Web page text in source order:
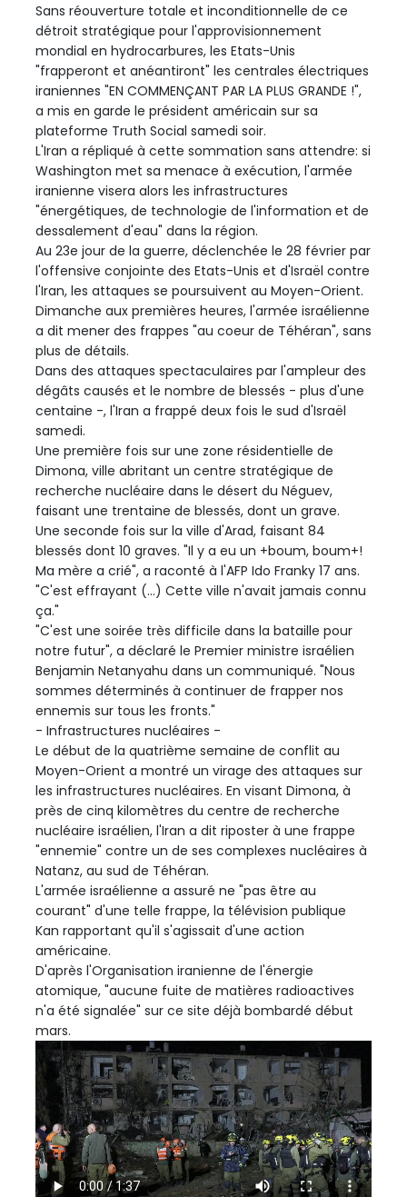
Sans réouverture totale et inconditionnelle de ce
détroit stratégique pour l'approvisionnement
mondial en hydrocarbures, les Etats-Unis
"frapperont et anéantiront" les centrales électriques
iraniennes "EN COMMENÇANT PAR LA PLUS GRANDE !",
a mis en garde le président américain sur sa
plateforme Truth Social samedi soir.
L'Iran a répliqué à cette sommation sans attendre: si
Washington met sa menace à exécution, l'armée
iranienne visera alors les infrastructures
"énergétiques, de technologie de l'information et de
dessalement d'eau" dans la région.
Au 23e jour de la guerre, déclenchée le 28 février par
l'offensive conjointe des Etats-Unis et d'Israël contre
l'Iran, les attaques se poursuivent au Moyen-Orient.
Dimanche aux premières heures, l'armée israélienne
a dit mener des frappes "au coeur de Téhéran", sans
plus de détails.
Dans des attaques spectaculaires par l'ampleur des
dégâts causés et le nombre de blessés - plus d'une
centaine -, l'Iran a frappé deux fois le sud d'Israël
samedi.
Une première fois sur une zone résidentielle de
Dimona, ville abritant un centre stratégique de
recherche nucléaire dans le désert du Néguev,
faisant une trentaine de blessés, dont un grave.
Une seconde fois sur la ville d'Arad, faisant 84
blessés dont 10 graves. "Il y a eu un +boum, boum+!
Ma mère a crié", a raconté à l'AFP Ido Franky 17 ans.
"C'est effrayant (...) Cette ville n'avait jamais connu
ça."
"C'est une soirée très difficile dans la bataille pour
notre futur", a déclaré le Premier ministre israélien
Benjamin Netanyahu dans un communiqué. "Nous
sommes déterminés à continuer de frapper nos
ennemis sur tous les fronts."
- Infrastructures nucléaires -
Le début de la quatrième semaine de conflit au
Moyen-Orient a montré un virage des attaques sur
les infrastructures nucléaires. En visant Dimona, à
près de cinq kilomètres du centre de recherche
nucléaire israélien, l'Iran a dit riposter à une frappe
"ennemie" contre un de ses complexes nucléaires à
Natanz, au sud de Téhéran.
L'armée israélienne a assuré ne "pas être au
courant" d'une telle frappe, la télévision publique
Kan rapportant qu'il s'agissait d'une action
américaine.
D'après l'Organisation iranienne de l'énergie
atomique, "aucune fuite de matières radioactives
n'a été signalée" sur ce site déjà bombardé début
mars.